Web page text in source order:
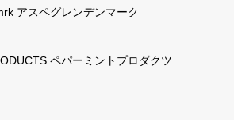
アスペグレンデンマーク
ペパーミントプロダクツ